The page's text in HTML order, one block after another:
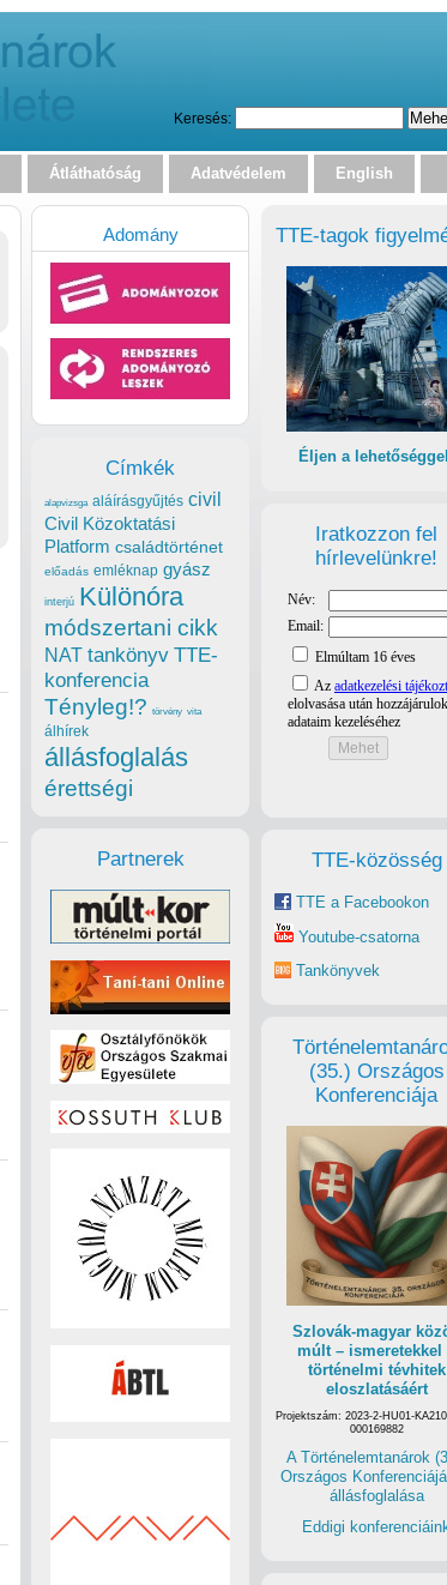
Keresés:
Átláthatóság Adatvédelem English
TTE-tagok
Éljen a
Iratkozzon fel
hírlevelünkre!
TTE-közösség
TTE a Facebookon
Youtube-csatorna
Tankönyvek
(35.) Országos
Konferenciája
Szlovák-magyar
múlt – ismeretekkel
történelmi tévhitek
eloszlatásáért
Projektszám: 2023-2-HU01-
000169882
A Történelemtanárok
Országos
állásfoglalása
Eddigi
Adomány
Címkék
alapvizsga aláírásgyűjtés civil
Civil Közoktatási
Platform családtörténet
előadás emléknap gyász
interjú Különóra
módszertani cikk
NAT tankönyv TTE-
konferencia
Tényleg!? törvény vita
álhírek
állásfoglalás
érettségi
Partnerek